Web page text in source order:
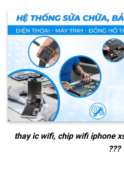
thay ic wifi, chip wifi iphone
???